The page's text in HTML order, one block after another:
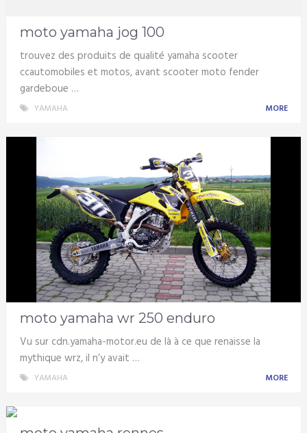
moto yamaha jog 100
trouvez des produits de qualité yamaha scooter
ccautomobiles et motos, avant scooter moto fender
gardeboue …
YAMAHA MORE
moto yamaha wr 250 enduro
Vu sur cdn.yamaha-motor.eu de là à ce que renaisse la
mythique wrz, il n’y avait …
YAMAHA MORE